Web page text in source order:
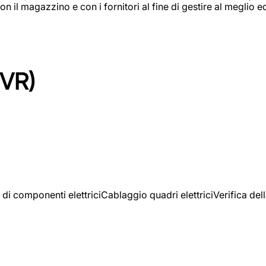
il magazzino e con i fornitori al fine di gestire al meglio
componenti elettriciCablaggio quadri elettriciVerifica